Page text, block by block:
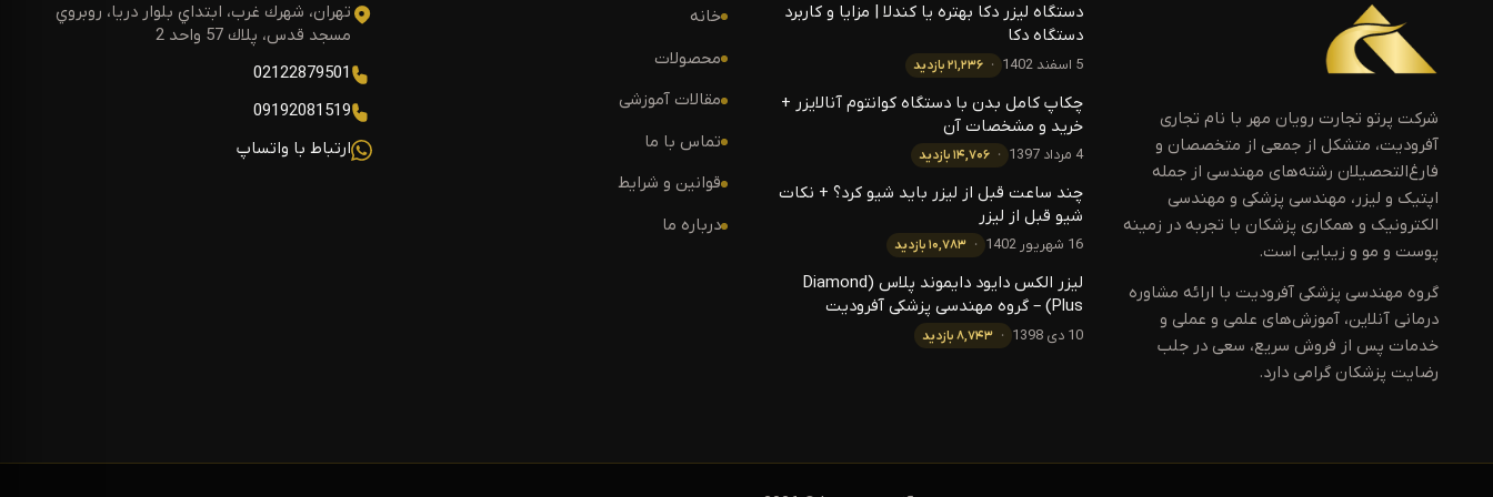
شرکت پرتو تجارت رویان مهر با نام تجاری
آفرودیت، متشکل از جمعی از متخصصان و
فارغ‌التحصیلان رشته‌های مهندسی از جمله
اپتیک و لیزر، مهندسی پزشکی و مهندسی
الکترونیک و همکاری پزشکان با تجربه در زمینه
پوست و مو و زیبایی است.
گروه مهندسی پزشکی آفرودیت با ارائه مشاوره
درمانی آنلاین، آموزش‌های علمی و عملی و
خدمات پس از فروش سریع، سعی در جلب
رضایت پزشکان گرامی دارد.
دستگاه لیزر دکا بهتره یا کندلا | مزایا و کاربرد
دستگاه دکا
5 اسفند 1402 ۲۱,۲۳۶ بازدید
چکاپ کامل بدن با دستگاه کوانتوم آنالایزر +
خرید و مشخصات آن
4 مرداد 1397 ۱۴,۷۰۶ بازدید
چند ساعت قبل از لیزر باید شیو کرد؟ + نکات
شیو قبل از لیزر
16 شهریور 1402 ۱۰,۷۸۳ بازدید
لیزر الکس دایود دایموند پلاس (Diamond
Plus) – گروه مهندسی پزشکی آفرودیت
10 دی 1398 ۸,۷۴۳ بازدید
خانه
محصولات
مقالات آموزشی
تماس با ما
قوانین و شرایط
درباره ما
تهران، شهرك غرب، ابتداي بلوار دريا، روبروي
مسجد قدس، پلاك 57 واحد 2
02122879501
09192081519
ارتباط با واتساپ